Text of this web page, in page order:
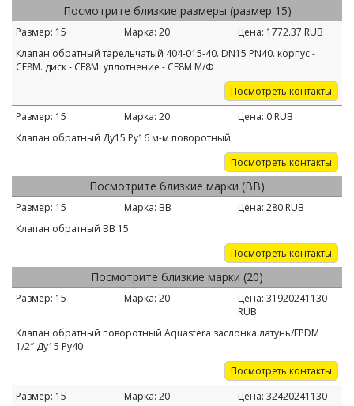
Посмотрите близкие размеры (размер 15)
Размер: 15 Марка: 20 Цена: 1772.37 RUB
Клапан обратный тарельчатый 404-015-40. DN15 PN40. корпус -
CF8M. диск - CF8M. уплотнение - CF8M М/Ф
Посмотреть контакты
Размер: 15 Марка: 20 Цена: 0 RUB
Клапан обратный Ду15 Ру16 м-м поворотный
Посмотреть контакты
Посмотрите близкие марки (ВВ)
Размер: 15 Марка: ВВ Цена: 280 RUB
Клапан обратный ВВ 15
Посмотреть контакты
Посмотрите близкие марки (20)
Размер: 15 Марка: 20 Цена: 31920241130
RUB
Клапан обратный поворотный Aquasfera заслонка латунь/EPDM
1/2″ Ду15 Ру40
Посмотреть контакты
Размер: 15 Марка: 20 Цена: 32420241130